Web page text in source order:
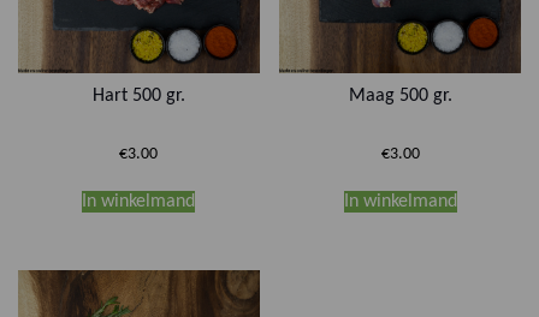
Hart 500 gr.
€3.00
In winkelmand
Maag 500 gr.
€3.00
In winkelmand